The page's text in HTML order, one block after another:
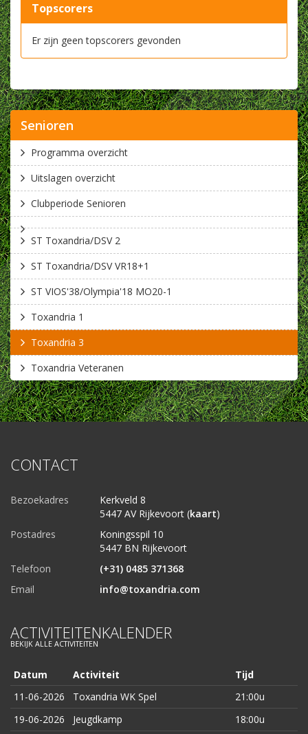
Topscorers
Er zijn geen topscorers gevonden
Senioren
Programma overzicht
Uitslagen overzicht
Clubperiode Senioren
ST Toxandria/DSV 2
ST Toxandria/DSV VR18+1
ST VIOS'38/Olympia'18 MO20-1
Toxandria 1
Toxandria 3
Toxandria Veteranen
CONTACT
Bezoekadres
Kerkveld 8
5447 AV Rijkevoort (kaart)
Postadres
Koningsspil 10
5447 BN Rijkevoort
Telefoon
(+31) 0485 371368
Email
info@toxandria.com
ACTIVITEITENKALENDER
BEKIJK ALLE ACTIVITEITEN
Datum Activiteit
Tijd
11-06-2026
Toxandria WK Spel
21:00u
19-06-2026
Jeugdkamp 18:00u